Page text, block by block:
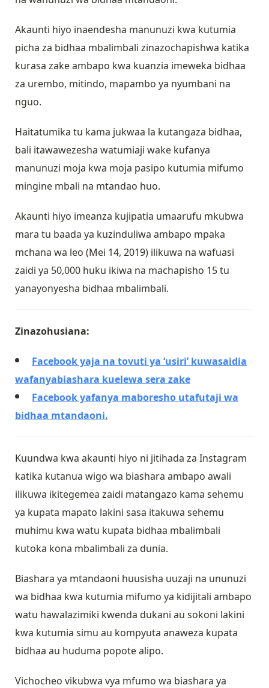
Akaunti hiyo inaendesha manunuzi kwa kutumia
picha za bidhaa mbalimbali zinazochapishwa katika
kurasa zake ambapo kwa kuanzia imeweka bidhaa
za urembo, mitindo, mapambo ya nyumbani na
nguo.
Haitatumika tu kama jukwaa la kutangaza bidhaa,
bali itawawezesha watumiaji wake kufanya
manunuzi moja kwa moja pasipo kutumia mifumo
mingine mbali na mtandao huo.
Akaunti hiyo imeanza kujipatia umaarufu mkubwa
mara tu baada ya kuzinduliwa ambapo mpaka
mchana wa leo (Mei 14, 2019) ilikuwa na wafuasi
zaidi ya 50,000 huku ikiwa na machapisho 15 tu
yanayonyesha bidhaa mbalimbali.
Zinazohusiana:
Facebook yaja na tovuti ya ‘usiri’ kuwasaidia
wafanyabiashara kuelewa sera zake
Facebook yafanya maboresho utafutaji wa
bidhaa mtandaoni.
Kuundwa kwa akaunti hiyo ni jitihada za Instagram
katika kutanua wigo wa biashara ambapo awali
ilikuwa ikitegemea zaidi matangazo kama sehemu
ya kupata mapato lakini sasa itakuwa sehemu
muhimu kwa watu kupata bidhaa mbalimbali
kutoka kona mbalimbali za dunia.
Biashara ya mtandaoni huusisha uuzaji na ununuzi
wa bidhaa kwa kutumia mifumo ya kidijitali ambapo
watu hawalazimiki kwenda dukani au sokoni lakini
kwa kutumia simu au kompyuta anaweza kupata
bidhaa au huduma popote alipo.
Vichocheo vikubwa vya mfumo wa biashara ya